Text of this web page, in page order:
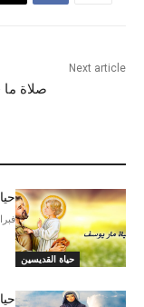
Next article
صلاة ما
حياة القديسين
فبراير